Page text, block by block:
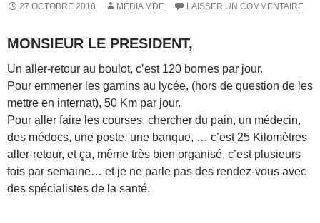
27 OCTOBRE 2018 MÉDIA MDE LAISSER UN COMMENTAIRE
MONSIEUR LE PRESIDENT,
Un aller-retour au boulot, c’est 120 bornes par jour.
Pour emmener les gamins au lycée, (hors de question de les
mettre en internat), 50 Km par jour.
Pour aller faire les courses, chercher du pain, un médecin,
des médocs, une poste, une banque, … c’est 25 Kilomètres
aller-retour, et ça, même très bien organisé, c’est plusieurs
fois par semaine… et je ne parle pas des rendez-vous avec
des spécialistes de la santé.